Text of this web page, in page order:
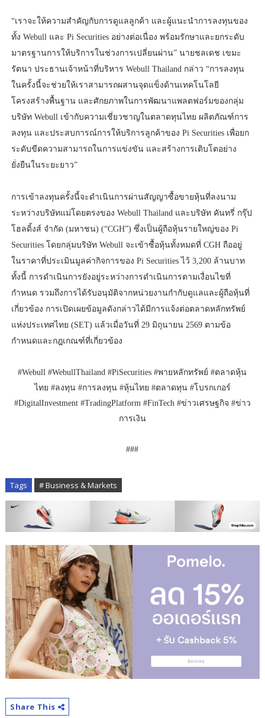
“เราจะให้ความสำคัญกับการดูแลลูกค้า และผู้แนะนำการลงทุนของ
ทั้ง Webull และ Pi Securities อย่างต่อเนื่อง พร้อมรักษาและยกระดับ
มาตรฐานการให้บริการในช่วงการเปลี่ยนผ่าน” นายชลเดช เขมะ
รัตนา ประธานเจ้าหน้าที่บริหาร Webull Thailand กล่าว “การลงทุน
ในครั้งนี้จะช่วยให้เราสามารถผสานจุดแข็งด้านเทคโนโลยี
โครงสร้างพื้นฐาน และศักยภาพในการพัฒนาแพลตฟอร์มของกลุ่ม
บริษัท Webull เข้ากับความเชี่ยวชาญในตลาดทุนไทย ผลิตภัณฑ์การ
ลงทุน และประสบการณ์การให้บริการลูกค้าของ Pi Securities เพื่อยก
ระดับขีดความสามารถในการแข่งขัน และสร้างการเติบโตอย่าง
ยั่งยืนในระยะยาว”
การเข้าลงทุนครั้งนี้จะดำเนินการผ่านสัญญาซื้อขายหุ้นที่ลงนาม
ระหว่างบริษัทแม่โดยตรงของ Webull Thailand และบริษัท คันทรี่ กรุ๊ป
โฮลดิ้งส์ จำกัด (มหาชน) (“CGH”) ซึ่งเป็นผู้ถือหุ้นรายใหญ่ของ Pi
Securities โดยกลุ่มบริษัท Webull จะเข้าซื้อหุ้นทั้งหมดที่ CGH ถืออยู่
ในราคาที่ประเมินมูลค่ากิจการของ Pi Securities ไว้ 3,200 ล้านบาท
ทั้งนี้ การดำเนินการยังอยู่ระหว่างการดำเนินการตามเงื่อนไขที่
กำหนด รวมถึงการได้รับอนุมัติจากหน่วยงานกำกับดูแลและผู้ถือหุ้นที่
เกี่ยวข้อง การเปิดเผยข้อมูลดังกล่าวได้มีการแจ้งต่อตลาดหลักทรัพย์
แห่งประเทศไทย (SET) แล้วเมื่อวันที่ 29 มิถุนายน 2569 ตามข้อ
กำหนดและกฎเกณฑ์ที่เกี่ยวข้อง
#Webull #WebullThailand #PiSecurities #พายหลักทรัพย์ #ตลาดหุ้น
ไทย #ลงทุน #การลงทุน #หุ้นไทย #ตลาดทุน #โบรกเกอร์
#DigitalInvestment #TradingPlatform #FinTech #ข่าวเศรษฐกิจ #ข่าว
การเงิน
###
Tags # Business & Markets
Share This